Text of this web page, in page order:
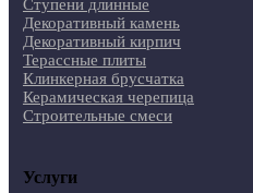
Ступени длинные
Декоративный камень
Декоративный кирпич
Терассные плиты
Клинкерная брусчатка
Керамическая черепица
Строительные смеси
Услуги